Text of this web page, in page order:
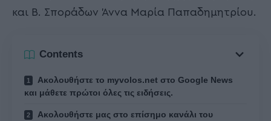
και Β. Σποράδων Άννα Μαρία Παπαδημητρίου.
Contents
Ακολουθήστε το myvolos.net στο Google News
και μάθετε πρώτοι όλες τις ειδήσεις.
Ακολουθήστε μας στο επίσημο κανάλι του